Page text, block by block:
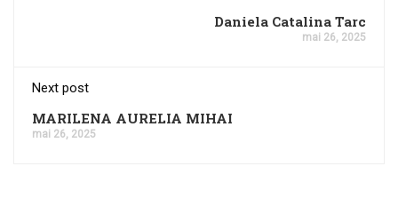
Daniela Catalina Tarc
mai 26, 2025
Next post
MARILENA AURELIA MIHAI
mai 26, 2025